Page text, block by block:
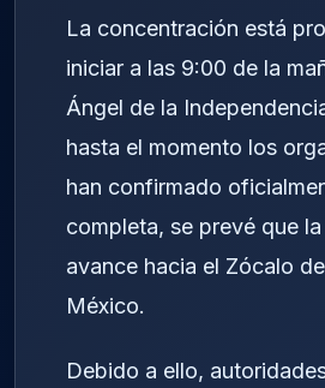
La concentración está
iniciar a las 9:00 de la
Ángel de la
hasta el momento los
han confirmado
completa, se prevé que
avance hacia el Zócalo
México.
Debido a ello,